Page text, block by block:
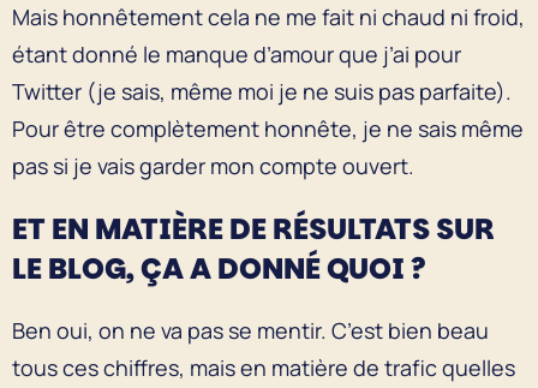
Mais honnêtement cela ne me fait ni chaud ni froid,
étant donné le manque d’amour que j’ai pour
Twitter (je sais, même moi je ne suis pas parfaite).
Pour être complètement honnête, je ne sais même
pas si je vais garder mon compte ouvert.
ET EN MATIÈRE DE RÉSULTATS SUR
LE BLOG, ÇA A DONNÉ QUOI ?
Ben oui, on ne va pas se mentir. C’est bien beau
tous ces chiffres, mais en matière de trafic quelles